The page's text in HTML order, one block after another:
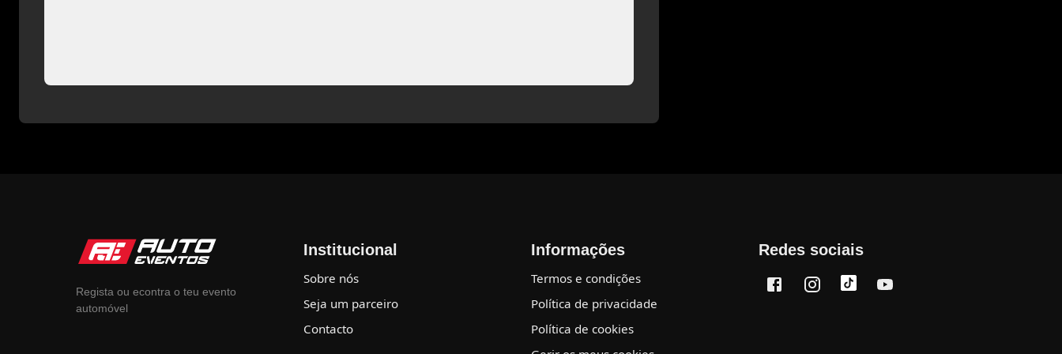
Regista ou econtra o teu evento
automóvel
Institucional
Sobre nós
Seja um parceiro
Contacto
Informações
Termos e condições
Política de privacidade
Política de cookies
Redes sociais